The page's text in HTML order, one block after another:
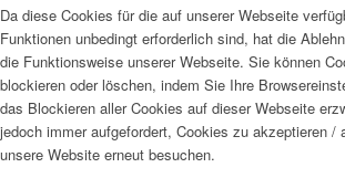
Da diese Cookies für die auf unserer Webseite
Funktionen unbedingt erforderlich sind, hat die
die Funktionsweise unserer Webseite. Sie können
blockieren oder löschen, indem Sie Ihre
das Blockieren aller Cookies auf dieser Webseite
jedoch immer aufgefordert, Cookies zu akzeptieren /
unsere Website erneut besuchen.